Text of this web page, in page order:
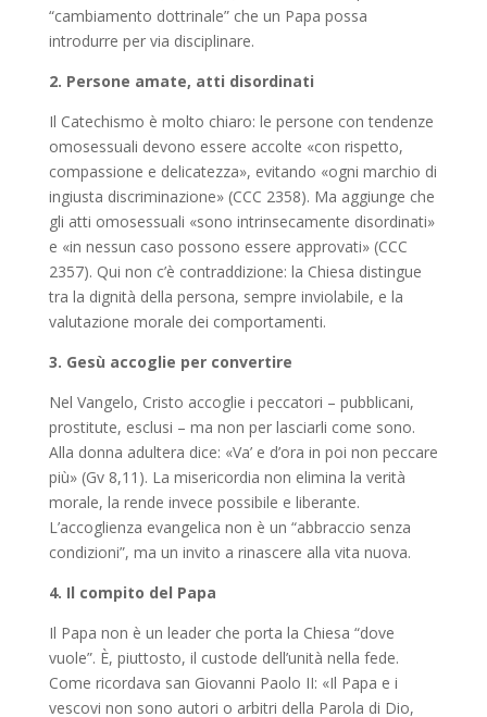
“cambiamento dottrinale” che un Papa possa
introdurre per via disciplinare.
2. Persone amate, atti disordinati
Il Catechismo è molto chiaro: le persone con tendenze
omosessuali devono essere accolte «con rispetto,
compassione e delicatezza», evitando «ogni marchio di
ingiusta discriminazione» (CCC 2358). Ma aggiunge che
gli atti omosessuali «sono intrinsecamente disordinati»
e «in nessun caso possono essere approvati» (CCC
2357). Qui non c’è contraddizione: la Chiesa distingue
tra la dignità della persona, sempre inviolabile, e la
valutazione morale dei comportamenti.
3. Gesù accoglie per convertire
Nel Vangelo, Cristo accoglie i peccatori – pubblicani,
prostitute, esclusi – ma non per lasciarli come sono.
Alla donna adultera dice: «Va’ e d’ora in poi non peccare
più» (Gv 8,11). La misericordia non elimina la verità
morale, la rende invece possibile e liberante.
L’accoglienza evangelica non è un “abbraccio senza
condizioni”, ma un invito a rinascere alla vita nuova.
4. Il compito del Papa
Il Papa non è un leader che porta la Chiesa “dove
vuole”. È, piuttosto, il custode dell’unità nella fede.
Come ricordava san Giovanni Paolo II: «Il Papa e i
vescovi non sono autori o arbitri della Parola di Dio,